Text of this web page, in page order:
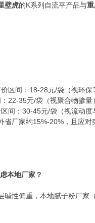
壁虎的K系列自流平产品与
区间：18-28元/袋（视环保
22-35元/袋（视聚合物掺量
间：30-45元/袋（视流动度
厂家约15%-20%，且应对
本地厂家？
性偏重，本地腻子粉厂家